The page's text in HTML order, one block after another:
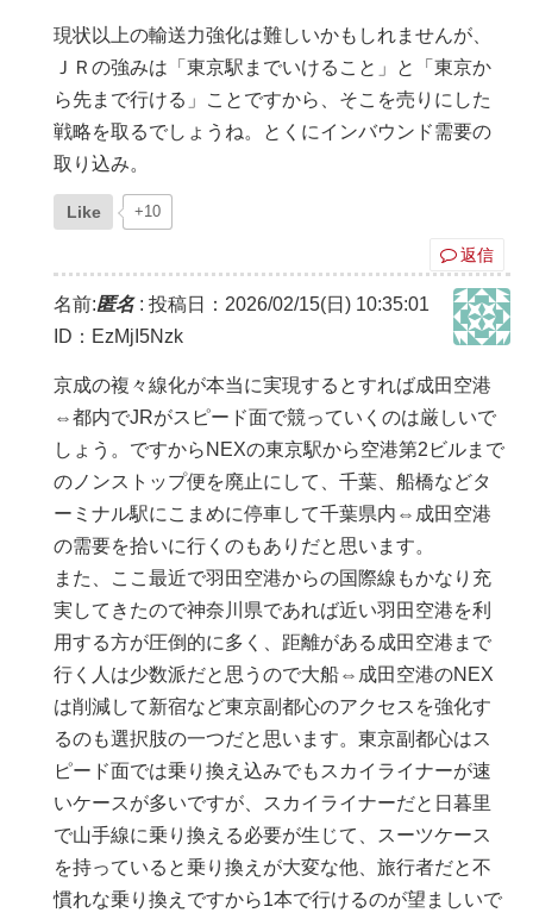
現状以上の輸送力強化は難しいかもしれませんが、
ＪＲの強みは「東京駅までいけること」と「東京か
ら先まで行ける」ことですから、そこを売りにした
戦略を取るでしょうね。とくにインバウンド需要の
取り込み。
Like +10
返信
名前:匿名: 投稿日：2026/02/15(日) 10:35:01
ID：EzMjI5Nzk
京成の複々線化が本当に実現するとすれば成田空港
⇔都内でJRがスピード面で競っていくのは厳しいで
しょう。ですからNEXの東京駅から空港第2ビルまで
のノンストップ便を廃止にして、千葉、船橋などタ
ーミナル駅にこまめに停車して千葉県内⇔成田空港
の需要を拾いに行くのもありだと思います。
また、ここ最近で羽田空港からの国際線もかなり充
実してきたので神奈川県であれば近い羽田空港を利
用する方が圧倒的に多く、距離がある成田空港まで
行く人は少数派だと思うので大船⇔成田空港のNEX
は削減して新宿など東京副都心のアクセスを強化す
るのも選択肢の一つだと思います。東京副都心はス
ピード面では乗り換え込みでもスカイライナーが速
いケースが多いですが、スカイライナーだと日暮里
で山手線に乗り換える必要が生じて、スーツケース
を持っていると乗り換えが大変な他、旅行者だと不
慣れな乗り換えですから1本で行けるのが望ましいで